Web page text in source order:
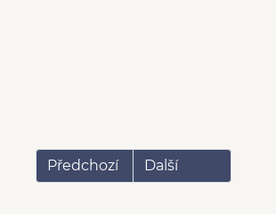
Předchozí Další